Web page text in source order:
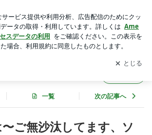
れ さくらか... | Soleado ブログ
ードして ブログの更新通知
を受け取りまし
開く
一覧 次の記事へ
ご無沙汰してます、ソ